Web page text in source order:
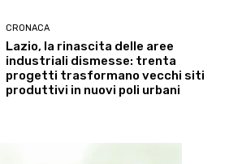
CRONACA
Lazio, la rinascita delle aree
industriali dismesse: trenta
progetti trasformano vecchi siti
produttivi in nuovi poli urbani